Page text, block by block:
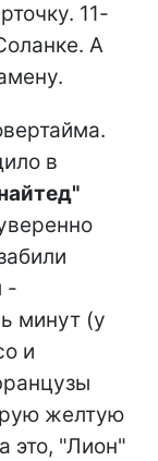
11-
А
в
-
минут (у
и
желтую
это, "Лион"